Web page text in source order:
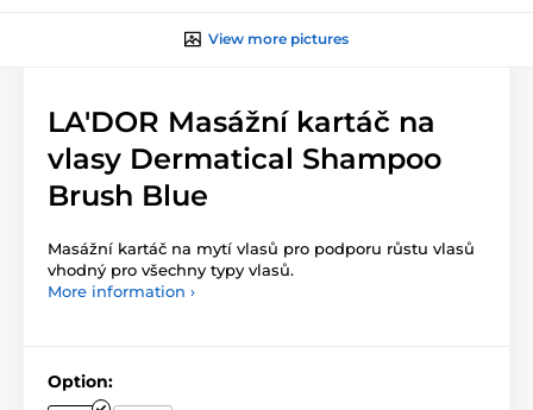
View more pictures
LA'DOR Masážní kartáč na
vlasy Dermatical Shampoo
Brush Blue
Masážní kartáč na mytí vlasů pro podporu růstu vlasů
vhodný pro všechny typy vlasů.
More information ›
Option: